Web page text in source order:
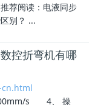
荐阅读：电液同步
别？ ...
控折弯机有哪
300mm/s 4、 操